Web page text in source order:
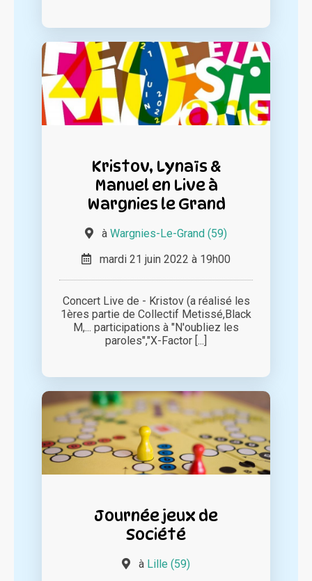
Kristov, Lynaïs &
Manuel en Live à
Wargnies le Grand
à Wargnies-Le-Grand (59)
mardi 21 juin 2022 à 19h00
Concert Live de - Kristov (a réalisé les
1ères partie de Collectif Metissé,Black
M,... participations à "N'oubliez les
paroles","X-Factor [...]
Journée jeux de
Société
à Lille (59)